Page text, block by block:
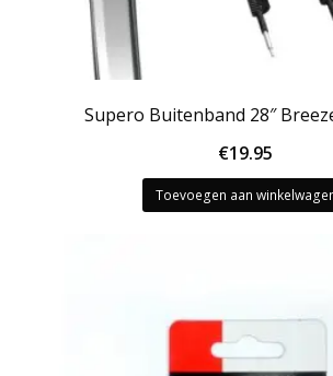
Supero Buitenband 28″
€19.95
Toevoegen aan